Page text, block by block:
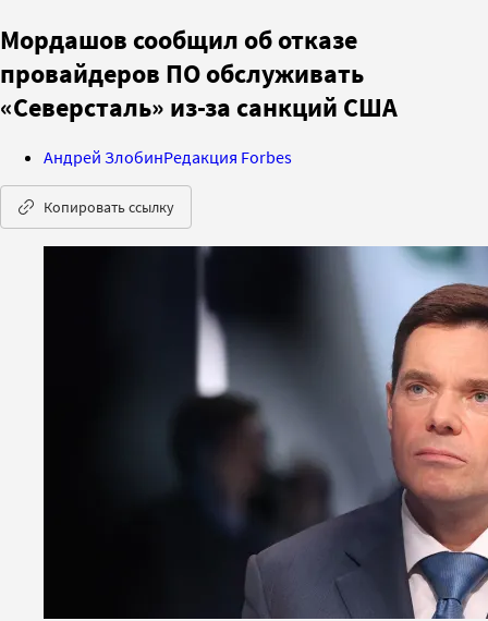
Мордашов сообщил об отказе
провайдеров ПО обслуживать
«Северсталь» из-за санкций США
Андрей ЗлобинРедакция Forbes
Копировать ссылку